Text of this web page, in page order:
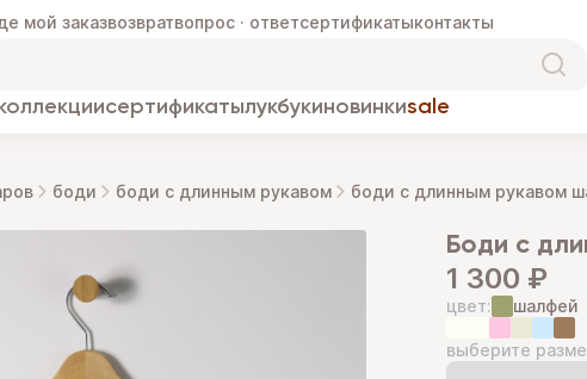
мой заказвозвратвопрос · ответсертификатыконтакты
сертификатылукбукиновинкиsale
боди боди с длинным рукавом боди с длинным рукавом
боди с
1 300 ₽
цвет: шалфей
выберите